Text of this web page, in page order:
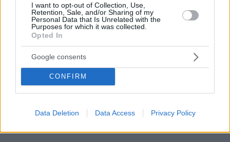
I want to opt-out of Collection, Use,
Retention, Sale, and/or Sharing of my
Personal Data that Is Unrelated with the
Purposes for which it was collected.
Opted In
Google consents
CONFIRM
Data Deletion Data Access Privacy Policy
Τουρκία, Σαουδική Αραβία και Πακιστάν υπέγραψαν
κοινή αμυντική συμφωνία: «Επίθεση σε έναν θα
θεωρείται επίθεση σε όλους»
πριν 39 λεπτά
Η απόλυτη υποκρισία προς τους Ελληνες και τα
ηλεκτρικά αυτοκίνητα
πριν 41 λεπτά
Σε 11 μήνες με αναστολή καταδικάστηκε ο 55χρονος
στον Μυστρα: «Δεν ήταν οικονομικά τα κίνητρά μου,